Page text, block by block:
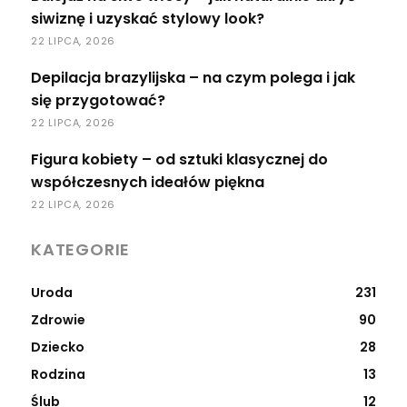
siwiznę i uzyskać stylowy look?
22 LIPCA, 2026
Depilacja brazylijska – na czym polega i jak
się przygotować?
22 LIPCA, 2026
Figura kobiety – od sztuki klasycznej do
współczesnych ideałów piękna
22 LIPCA, 2026
KATEGORIE
Uroda
231
Zdrowie
90
Dziecko
28
Rodzina
13
Ślub
12